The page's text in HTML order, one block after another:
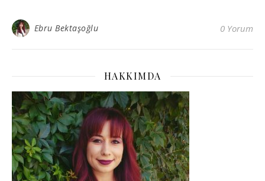
Ebru Bektaşoğlu 0 Yorum
HAKKIMDA